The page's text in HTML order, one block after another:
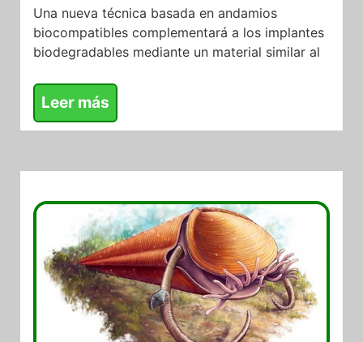
Una nueva técnica basada en andamios
biocompatibles complementará a los implantes
biodegradables mediante un material similar al
Leer más